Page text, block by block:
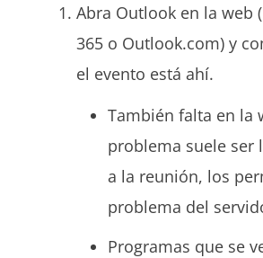
Abra Outlook en la web
365 o Outlook.com) y
el evento está ahí.
También falta en la
problema suele ser
a la reunión, los
problema del
Programas que se